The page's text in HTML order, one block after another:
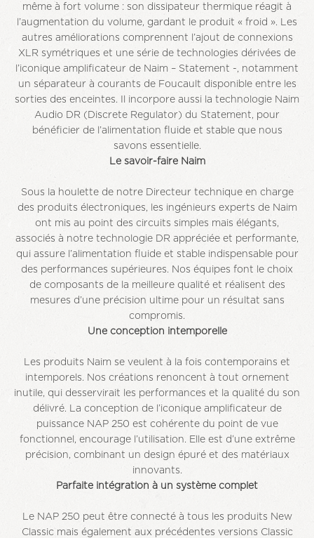
même à fort volume : son dissipateur thermique réagit à
l’augmentation du volume, gardant le produit « froid ». Les
autres améliorations comprennent l’ajout de connexions
XLR symétriques et une série de technologies dérivées de
l’iconique amplificateur de Naim – Statement -, notamment
un séparateur à courants de Foucault disponible entre les
sorties des enceintes. Il incorpore aussi la technologie Naim
Audio DR (Discrete Regulator) du Statement, pour
bénéficier de l’alimentation fluide et stable que nous
savons essentielle.
Le savoir-faire Naim
Sous la houlette de notre Directeur technique en charge
des produits électroniques, les ingénieurs experts de Naim
ont mis au point des circuits simples mais élégants,
associés à notre technologie DR appréciée et performante,
qui assure l’alimentation fluide et stable indispensable pour
des performances supérieures. Nos équipes font le choix
de composants de la meilleure qualité et réalisent des
mesures d’une précision ultime pour un résultat sans
compromis.
Une conception intemporelle
Les produits Naim se veulent à la fois contemporains et
intemporels. Nos créations renoncent à tout ornement
inutile, qui desservirait les performances et la qualité du son
délivré. La conception de l’iconique amplificateur de
puissance NAP 250 est cohérente du point de vue
fonctionnel, encourage l’utilisation. Elle est d’une extrême
précision, combinant un design épuré et des matériaux
innovants.
Parfaite intégration à un système complet
Le NAP 250 peut être connecté à tous les produits New
Classic mais également aux précédentes versions Classic